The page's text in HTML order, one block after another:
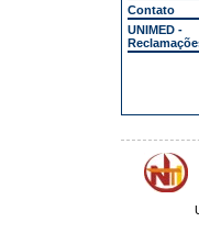
Contato
UNIMED -